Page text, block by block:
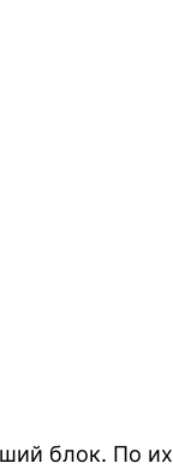
блок. По их